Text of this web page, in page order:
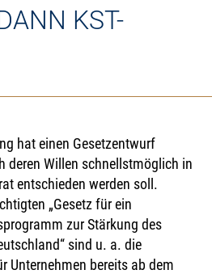
KST-
hat einen Gesetzentwurf
deren Willen schnellstmöglich in
entschieden werden soll.
„Gesetz für ein
zur Stärkung des
sind u. a. die
Unternehmen bereits ab dem